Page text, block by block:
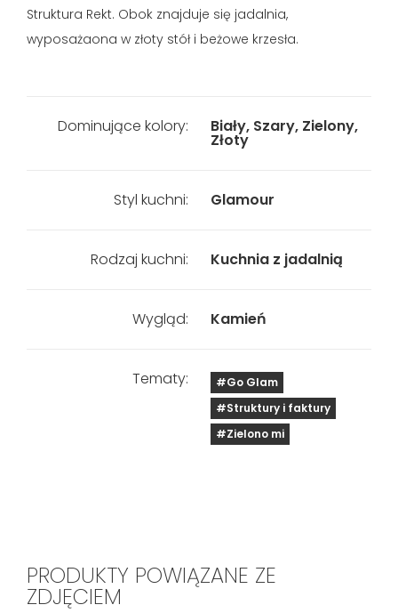
Struktura Rekt. Obok znajduje się jadalnia,
wyposażaona w złoty stół i beżowe krzesła.
Dominujące kolory: Biały, Szary, Zielony,
Złoty
Styl kuchni: Glamour
Rodzaj kuchni: Kuchnia z jadalnią
Wygląd: Kamień
Tematy:
#Go Glam
#Struktury i faktury
#Zielono mi
PRODUKTY POWIĄZANE ZE
ZDJĘCIEM